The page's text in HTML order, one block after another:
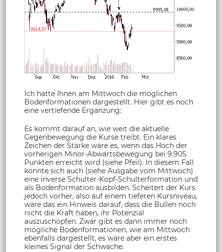
Ich hatte Ihnen am Mittwoch die möglichen
Bodenformationen dargestellt. Hier gibt es noch
eine vertiefende Ergänzung:
Es kommt darauf an, wie weit die aktuelle
Gegenbewegung die Kurse treibt. Ein klares
Zeichen der Stärke wäre es, wenn das Hoch der
vorherigen Minor-Abwärtsbewegung bei 9.905
Punkten erreicht wird (siehe Pfeil). In diesem Fall
könnte sich auch (siehe Ausgabe vom Mittwoch)
eine inverse Schulter-Kopf-Schulterformation und
als Bodenformation ausbilden. Scheitert der Kurs
jedoch vorher, also auf einem tieferen Kursniveau,
wäre das ein Hinweis darauf, dass die Bullen noch
nicht die Kraft haben, ihr Potenzial
auszuschöpfen. Zwar gibt es dann immer noch
mögliche Bodenformationen, wie am Mittwoch
ebenfalls dargestellt, es wäre aber ein erstes
kleines Signal der Schwäche.